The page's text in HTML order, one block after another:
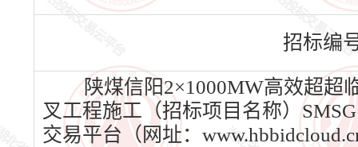
招标编
陕煤信阳2×1000MW高效超超
叉工程施工（招标项目名称）
交易平台（网址：